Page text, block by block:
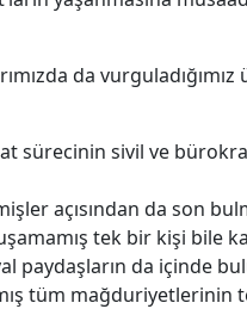
da
sürecinin sivil ve
açısından da son
tek bir kişi bile
paydaşların da içinde
tüm mağduriyetlerinin